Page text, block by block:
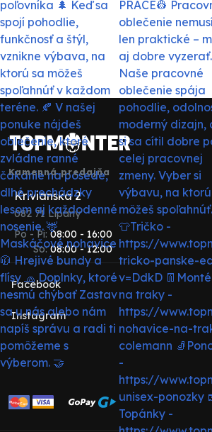
Kamenná predajňa
Krivianska 2
082 71 Lipany
Po - Pi:
So:
08:00 - 16:00
08:00 - 12:00
Facebook
Instagram